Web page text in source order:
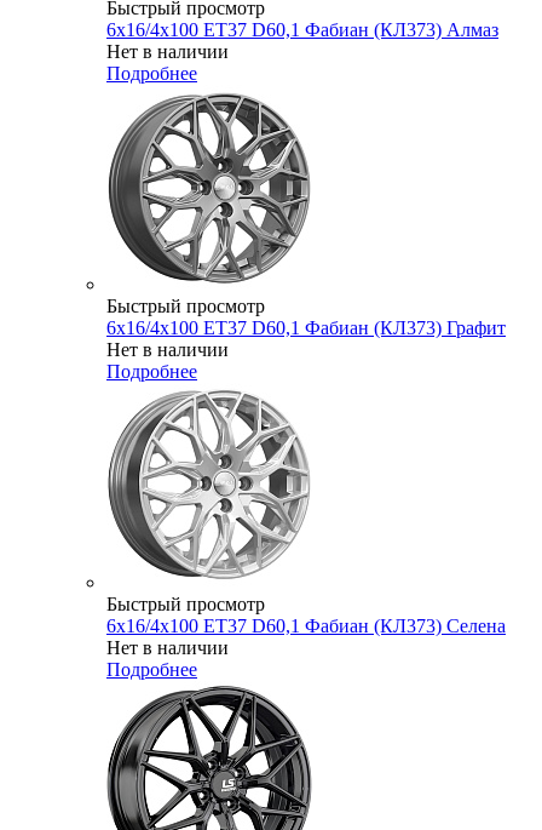
Быстрый просмотр
6x16/4x100 ET37 D60,1 Фабиан (КЛ373) Алмаз
Нет в наличии
Подробнее
Быстрый просмотр
6x16/4x100 ET37 D60,1 Фабиан (КЛ373) Графит
Нет в наличии
Подробнее
Быстрый просмотр
6x16/4x100 ET37 D60,1 Фабиан (КЛ373) Селена
Нет в наличии
Подробнее